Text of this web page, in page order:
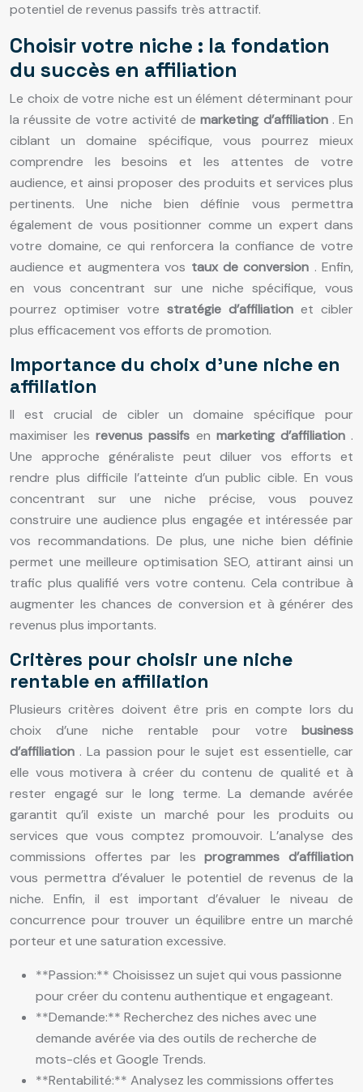
potentiel de revenus passifs très attractif.
Choisir votre niche : la fondation
du succès en affiliation
Le choix de votre niche est un élément déterminant pour
la réussite de votre activité demarketing d’affiliation . En
ciblant un domaine spécifique, vous pourrez mieux
comprendre les besoins et les attentes de votre
audience, et ainsi proposer des produits et services plus
pertinents. Une niche bien définie vous permettra
également de vous positionner comme un expert dans
votre domaine, ce qui renforcera la confiance de votre
audience et augmentera vos taux de conversion . Enfin,
en vous concentrant sur une niche spécifique, vous
pourrez optimiser votre stratégie d’affiliation et cibler
plus efficacement vos efforts de promotion.
Importance du choix d’une niche en
affiliation
Il est crucial de cibler un domaine spécifique pour
maximiser lesrevenus passifs en marketing d’affiliation .
Une approche généraliste peut diluer vos efforts et
rendre plus difficile l’atteinte d’un public cible. En vous
concentrant sur une niche précise, vous pouvez
construire une audience plus engagée et intéressée par
vos recommandations. De plus, une niche bien définie
permet une meilleure optimisation SEO, attirant ainsi un
trafic plus qualifié vers votre contenu. Cela contribue à
augmenter les chances de conversion et à générer des
revenus plus importants.
Critères pour choisir une niche
rentable en affiliation
Plusieurs critères doivent être pris en compte lors du
choix d’une niche rentable pour votre business
d’affiliation . La passion pour le sujet est essentielle, car
elle vous motivera à créer du contenu de qualité et à
rester engagé sur le long terme. La demande avérée
garantit qu’il existe un marché pour les produits ou
services que vous comptez promouvoir. L’analyse des
commissions offertes par lesprogrammes d’affiliation
vous permettra d’évaluer le potentiel de revenus de la
niche. Enfin, il est important d’évaluer le niveau de
concurrence pour trouver un équilibre entre un marché
porteur et une saturation excessive.
**Passion:** Choisissez un sujet qui vous passionne
pour créer du contenu authentique et engageant.
**Demande:** Recherchez des niches avec une
demande avérée via des outils de recherche de
mots-clés et Google Trends.
**Rentabilité:** Analysez les commissions offertes